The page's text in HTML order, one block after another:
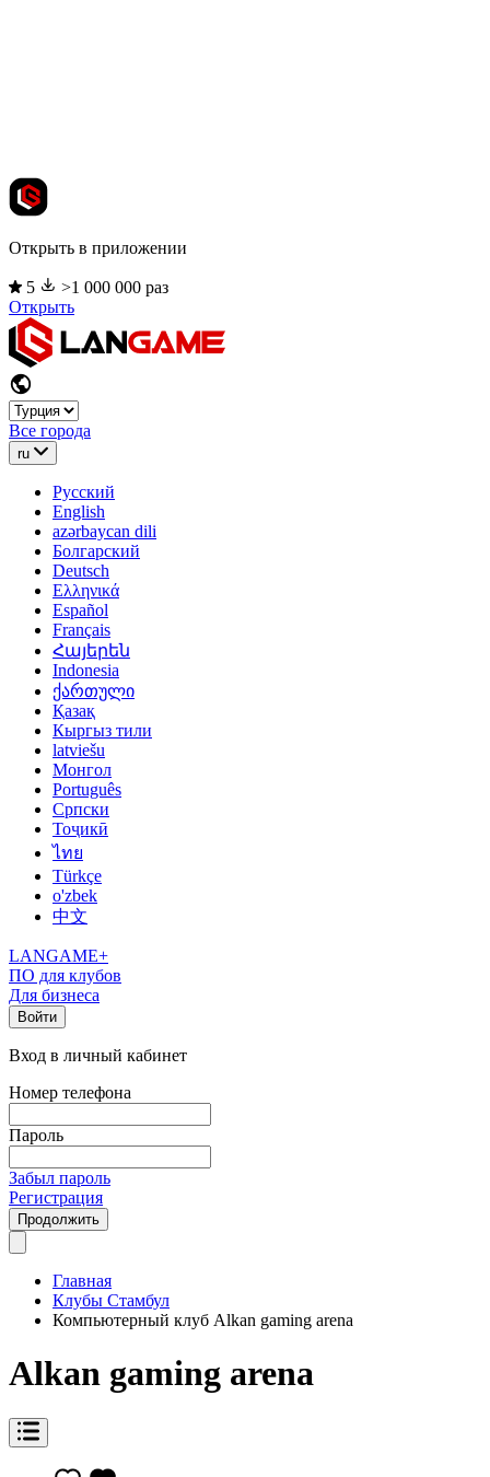
Открыть в приложении
5
>1 000 000 раз
Открыть
Все города
ru
Русский
English
azərbaycan dili
Болгарский
Deutsch
Ελληνικά
Español
Français
Հայերեն
Indonesia
ქართული
Қазақ
Кыргыз тили
latviešu
Монгол
Português
Српски
Тоҷикӣ
ไทย
Türkçe
o'zbek
中文
LANGAME+
ПО для клубов
Для бизнеса
Войти
Вход в личный кабинет
Номер телефона
Пароль
Забыл пароль
Регистрация
Продолжить
Главная
Клубы Стамбул
Компьютерный клуб Alkan gaming arena
Alkan gaming arena